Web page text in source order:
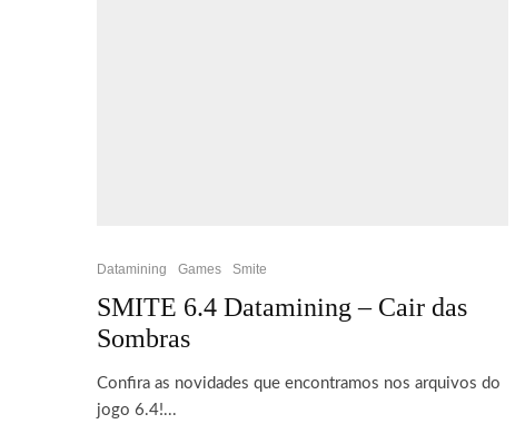
Datamining Games Smite
SMITE 6.4 Datamining – Cair das
Sombras
Confira as novidades que encontramos nos arquivos do
jogo 6.4!...